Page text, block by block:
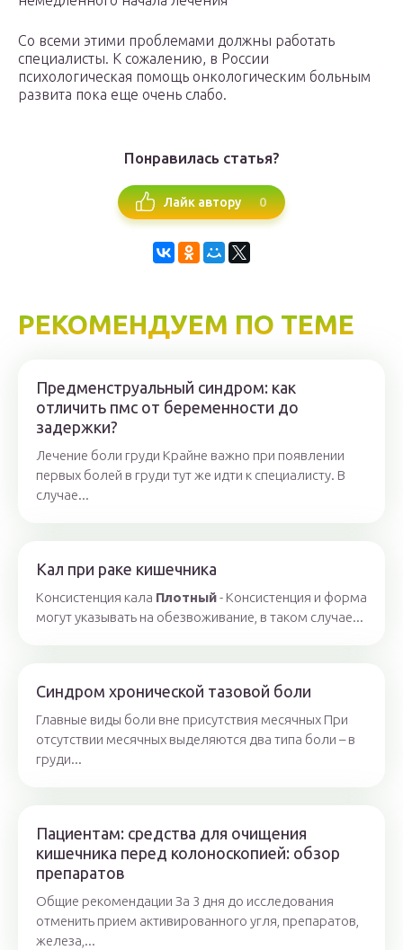
Со всеми этими проблемами должны работать
специалисты. К сожалению, в России
психологическая помощь онкологическим больным
развита пока еще очень слабо.
Понравилась статья?
Лайк автору 0
РЕКОМЕНДУЕМ ПО ТЕМЕ
Предменструальный синдром: как
отличить пмс от беременности до
задержки?
Лечение боли груди Крайне важно при появлении
первых болей в груди тут же идти к специалисту. В
случае...
Кал при раке кишечника
Консистенция кала Плотный- Консистенция и форма
могут указывать на обезвоживание, в таком случае...
Синдром хронической тазовой боли
Главные виды боли вне присутствия месячных При
отсутствии месячных выделяются два типа боли – в
груди...
Пациентам: средства для очищения
кишечника перед колоноскопией: обзор
препаратов
Общие рекомендации За 3 дня до исследования
отменить прием активированного угля, препаратов,
железа,...